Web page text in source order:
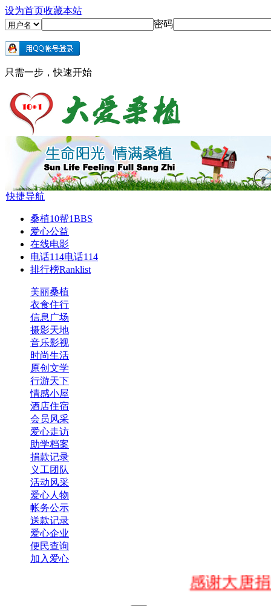
设为首页收藏本站
密码
只需一步，快速开始
快捷导航
桑植10帮1BBS
爱心公益
在线电影
电话114电话114
排行榜Ranklist
美丽桑植
衣食住行
信息广场
摄影天地
音乐影视
时尚生活
原创文学
行游天下
情感小屋
酒店住宿
会员风采
爱心走访
助学档案
捐款记录
义工团队
活动风采
爱心人物
帐务公示
送款记录
爱心企业
便民查询
加入爱心
感谢大唐